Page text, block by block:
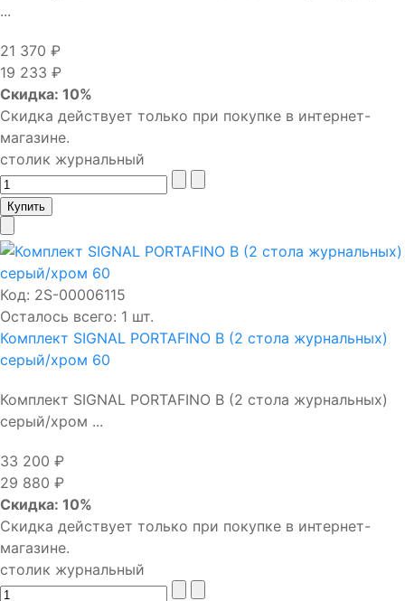
...
21 370 ₽
19 233 ₽
Скидка: 10%
Скидка действует только при покупке в интернет-
магазине.
столик журнальный
Код: 2S-00006115
Осталось всего: 1 шт.
Комплект SIGNAL PORTAFINO B (2 стола журнальных)
серый/хром 60
Комплект SIGNAL PORTAFINO B (2 стола журнальных)
серый/хром ...
33 200 ₽
29 880 ₽
Скидка: 10%
Скидка действует только при покупке в интернет-
магазине.
столик журнальный